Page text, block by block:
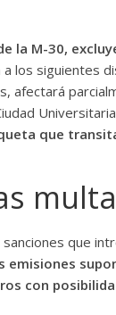
la M-30,
los siguientes
afectará
que
que
emisiones
con